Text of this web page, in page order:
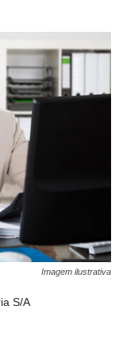
Imagem ilustrativa
S/A